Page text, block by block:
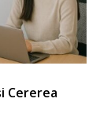
Cererea